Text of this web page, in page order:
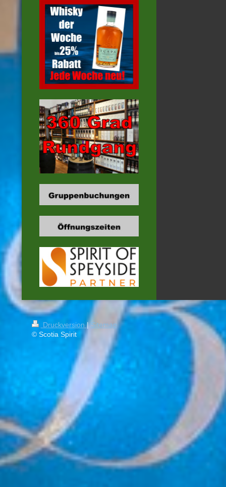
Druckversion| Sitemap
© Scotia Spirit